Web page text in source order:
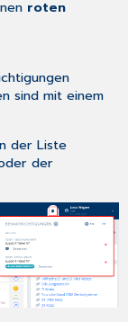
roten
sind mit einem
der Liste
der